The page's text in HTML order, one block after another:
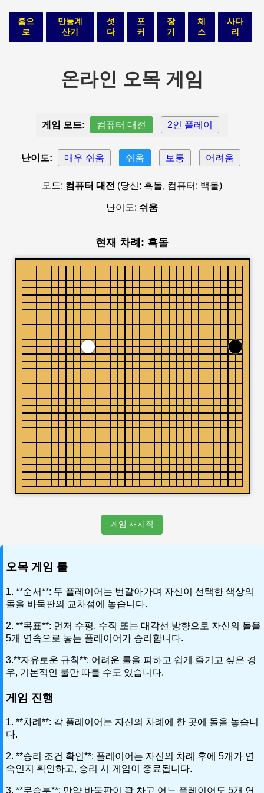
홈으
로
만능계
산기
섯
다
포
커
장
기
체
스
사다
리
온라인 오목 게임
게임 모드: 컴퓨터 대전 2인 플레이
난이도: 매우 쉬움 쉬움 보통 어려움
모드: 컴퓨터 대전 (당신: 흑돌, 컴퓨터: 백돌)
난이도: 쉬움
현재 차례: 흑돌
게임 재시작
오목 게임 룰
1. **순서**: 두 플레이어는 번갈아가며 자신이 선택한 색상의
돌을 바둑판의 교차점에 놓습니다.
2. **목표**: 먼저 수평, 수직 또는 대각선 방향으로 자신의 돌을
5개 연속으로 놓는 플레이어가 승리합니다.
3.**자유로운 규칙**: 어려운 룰을 피하고 쉽게 즐기고 싶은 경
우, 기본적인 룰만 따를 수도 있습니다.
게임 진행
1. **차례**: 각 플레이어는 자신의 차례에 한 곳에 돌을 놓습니
다.
2. **승리 조건 확인**: 플레이어는 자신의 차례 후에 5개가 연
속인지 확인하고, 승리 시 게임이 종료됩니다.
3. **무승부**: 만약 바둑판이 꽉 차고 어느 플레이어도 5개 연